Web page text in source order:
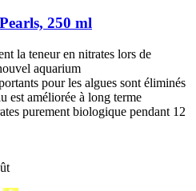
250 ml
la teneur en nitrates lors de
aquarium
pour les algues sont éliminés
est améliorée à long terme
purement biologique pendant 12